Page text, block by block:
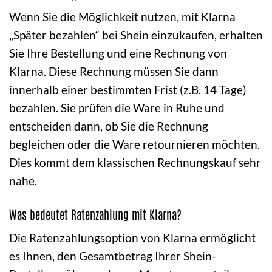
Wenn Sie die Möglichkeit nutzen, mit Klarna
„Später bezahlen“ bei Shein einzukaufen, erhalten
Sie Ihre Bestellung und eine Rechnung von
Klarna. Diese Rechnung müssen Sie dann
innerhalb einer bestimmten Frist (z.B. 14 Tage)
bezahlen. Sie prüfen die Ware in Ruhe und
entscheiden dann, ob Sie die Rechnung
begleichen oder die Ware retournieren möchten.
Dies kommt dem klassischen Rechnungskauf sehr
nahe.
Was bedeutet Ratenzahlung mit Klarna?
Die Ratenzahlungsoption von Klarna ermöglicht
es Ihnen, den Gesamtbetrag Ihrer Shein-